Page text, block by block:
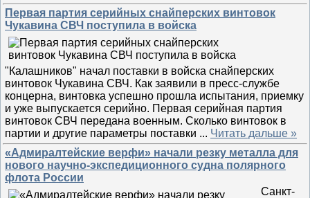
Первая партия серийных снайперских винтовок
Чукавина СВЧ поступила в войска
"Калашников" начал поставки в войска снайперских
винтовок Чукавина СВЧ. Как заявили в пресс-службе
концерна, винтовка успешно прошла испытания, приемку
и уже выпускается серийно. Первая серийная партия
винтовок СВЧ передана военным. Сколько винтовок в
партии и другие параметры поставки ... Читать дальше »
«Адмиралтейские верфи» начали резку металла для
нового научно-экспедиционного судна полярного
флота России
Санкт-